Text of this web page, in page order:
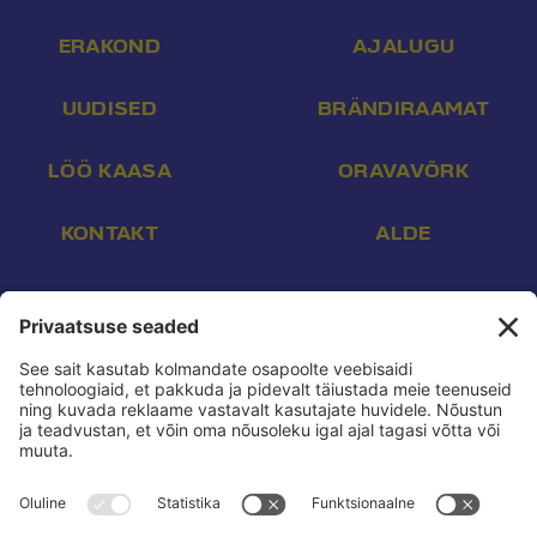
ERAKOND
UUDISED
LÖÖ KAASA
KONTAKT
AJALUGU
BRÄNDIRAAMAT
ORAVAVÕRK
ALDE
Aadress:
Endla 16, Tallinn 10142
Telefon: +372 507 3113
Konto nr: EE532200221002169472
Saaja: Eesti Reformierakond
Pank:
HABAEE2X
reform.ee kasutustingimused: